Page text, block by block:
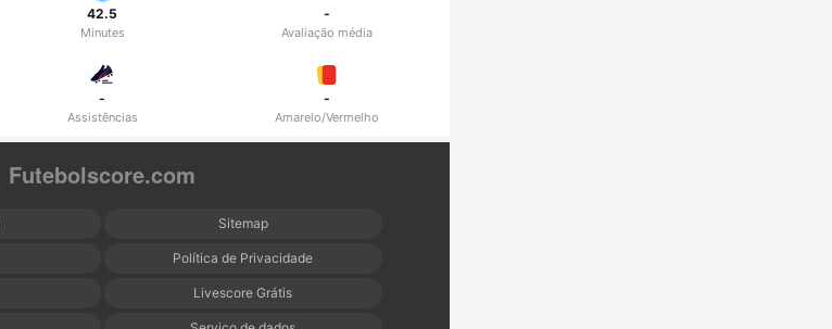
42.5
Minutes
-
Avaliação média
-
Assistências
-
Amarelo/Vermelho
Futebolscore.com
Sitemap
Política de Privacidade
Livescore Grátis